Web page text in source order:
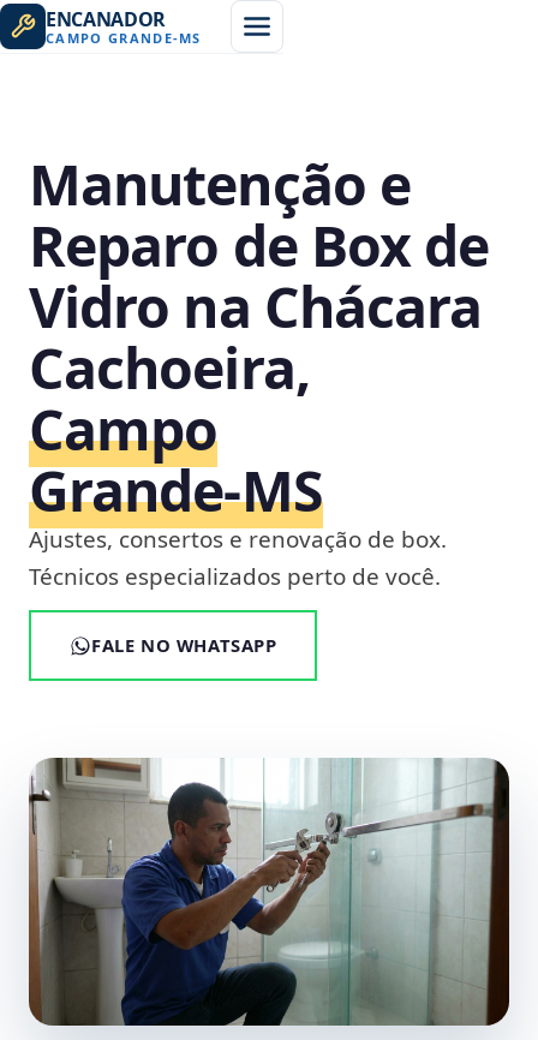
ENCANADOR
CAMPO GRANDE-MS
Manutenção e
Reparo de Box de
Vidro na Chácara
Cachoeira,
Campo
Grande‑MS
Ajustes, consertos e renovação de box.
Técnicos especializados perto de você.
FALE NO WHATSAPP